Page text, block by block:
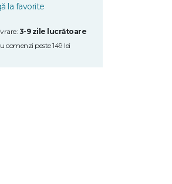
la favorite
3-9 zile lucrătoare
peste 149 lei